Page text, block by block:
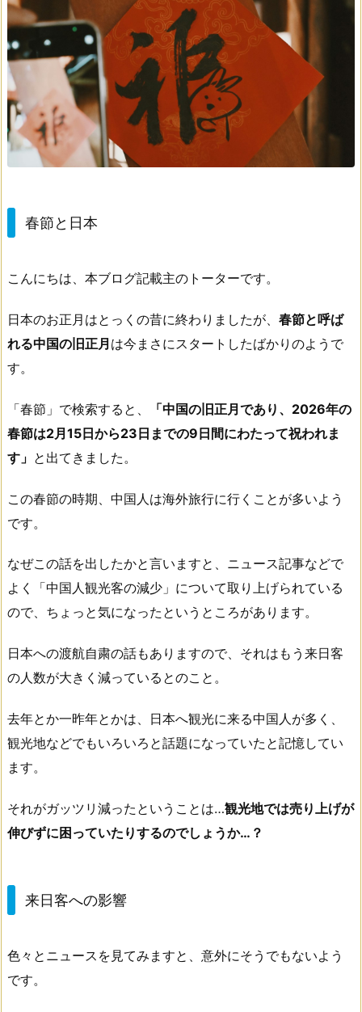
春節と日本
こんにちは、本ブログ記載主のトーターです。
日本のお正月はとっくの昔に終わりましたが、 春節と呼ば
れる中国の旧正月 は今まさにスタートしたばかりのようで
す。
「春節」で検索すると、
「中国の旧正月であり、2026年の
春節は2月15日から23日までの9日間にわたって祝われま
す」 と出てきました。
この春節の時期、中国人は海外旅行に行くことが多いよう
です。
なぜこの話を出したかと言いますと、ニュース記事などで
よく「中国人観光客の減少」について取り上げられている
ので、ちょっと気になったというところがあります。
日本への渡航自粛の話もありますので、それはもう来日客
の人数が大きく減っているとのこと。
去年とか一昨年とかは、日本へ観光に来る中国人が多く、
観光地などでもいろいろと話題になっていたと記憶してい
ます。
それがガッツリ減ったということは…観光地では売り上げが
伸びずに困っていたりするのでしょうか…？
来日客への影響
色々とニュースを見てみますと、意外にそうでもないよう
です。